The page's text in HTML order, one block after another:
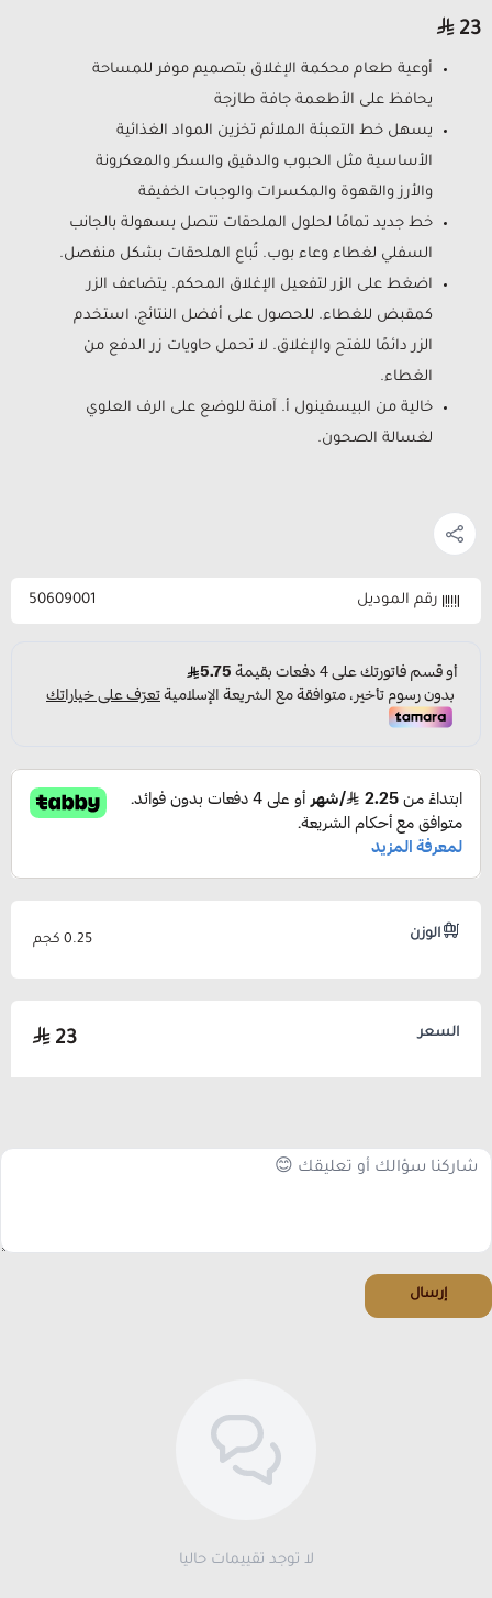
23
أوعية طعام محكمة الإغلاق بتصميم موفر للمساحة
يحافظ على الأطعمة جافة طازجة
يسهل خط التعبئة الملائم تخزين المواد الغذائية
الأساسية مثل الحبوب والدقيق والسكر والمعكرونة
والأرز والقهوة والمكسرات والوجبات الخفيفة
خط جديد تمامًا لحلول الملحقات تتصل بسهولة بالجانب
السفلي لغطاء وعاء بوب. تُباع الملحقات بشكل منفصل.
اضغط على الزر لتفعيل الإغلاق المحكم. يتضاعف الزر
كمقبض للغطاء. للحصول على أفضل النتائج، استخدم
الزر دائمًا للفتح والإغلاق. لا تحمل حاويات زر الدفع من
الغطاء.
خالية من البيسفينول أ. آمنة للوضع على الرف العلوي
لغسالة الصحون.
رقم الموديل 50609001
الوزن 0.25 كجم
السعر 23
إرسال
لا توجد تقييمات حاليا